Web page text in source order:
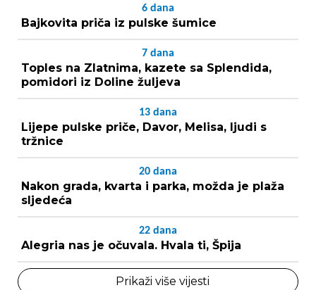
6 dana
Bajkovita priča iz pulske šumice
7 dana
Toples na Zlatnima, kazete sa Splendida,
pomidori iz Doline žuljeva
13 dana
Lijepe pulske priče, Davor, Melisa, ljudi s
tržnice
20 dana
Nakon grada, kvarta i parka, možda je plaža
sljedeća
22 dana
Alegria nas je očuvala. Hvala ti, Špija
Prikaži više vijesti